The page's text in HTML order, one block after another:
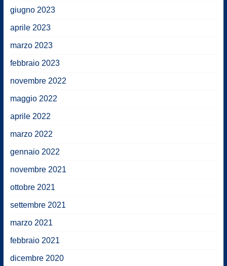
giugno 2023
aprile 2023
marzo 2023
febbraio 2023
novembre 2022
maggio 2022
aprile 2022
marzo 2022
gennaio 2022
novembre 2021
ottobre 2021
settembre 2021
marzo 2021
febbraio 2021
dicembre 2020